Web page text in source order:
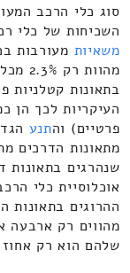
סוג כלי הרכב
השכיחות של כלי
משאיות
העיקריות לכך הן
פרטיים) והתנע
מתאונות הדרכים
שנהרגים בתאונות
ההרוגים
מהווים רק ארבעה
שלהם הוא רק